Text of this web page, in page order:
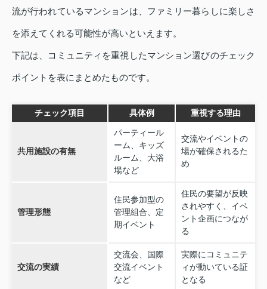
流が行われているマンションは、ファミリー暮らしに楽しさ
を添えてくれる可能性が高いといえます。
下記は、コミュニティを重視したマンション選びのチェック
ポイントを表にまとめたものです。
チェック項目 具体例 重視する理由
共用施設の有無
パーティール
ーム、キッズ
ルーム、大浴
場など
交流やイベントの
場が確保されるた
め
管理形態
住民参加型の
管理組合、定
期イベント
住民の要望が反映
されやすく、イベ
ント企画につなが
る
交流の実績
交流会、国際
交流イベント
など
実際にコミュニテ
ィが動いている証
となる